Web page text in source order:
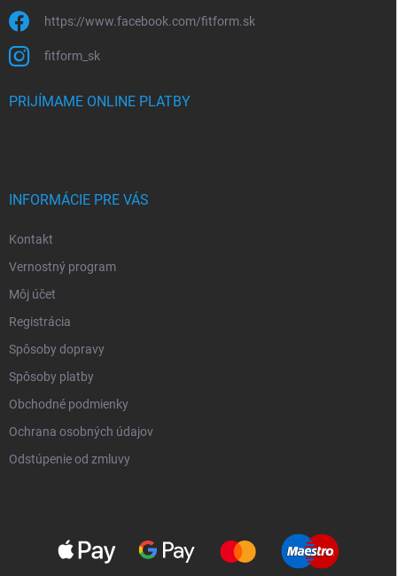
https://www.facebook.com/fitform.sk
fitform_sk
PRIJÍMAME ONLINE PLATBY
INFORMÁCIE PRE VÁS
Kontakt
Vernostný program
Môj účet
Registrácia
Spôsoby dopravy
Spôsoby platby
Obchodné podmienky
Ochrana osobných údajov
Odstúpenie od zmluvy